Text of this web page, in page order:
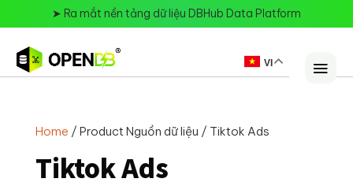
➤ Ra mắt nền tảng dữ liệu DBHub Data Platform
VI
Home / Product Nguồn dữ liệu / Tiktok Ads
Tiktok Ads